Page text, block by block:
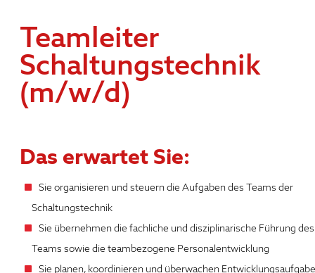
Teamleiter
Schaltungstechnik
(m/w/d)
Das erwartet Sie:
Sie organisieren und steuern die Aufgaben des Teams der
Schaltungstechnik
Sie übernehmen die fachliche und disziplinarische Führung des
Teams sowie die teambezogene Personalentwicklung
Sie planen, koordinieren und überwachen